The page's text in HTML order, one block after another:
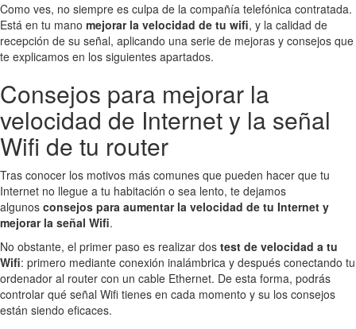
Como ves, no siempre es culpa de la compañía telefónica contratada.
Está en tu mano mejorar la velocidad de tu wifi, y la calidad de
recepción de su señal, aplicando una serie de mejoras y consejos que
te explicamos en los siguientes apartados.
Consejos para mejorar la
velocidad de Internet y la señal
Wifi de tu router
Tras conocer los motivos más comunes que pueden hacer que tu
Internet no llegue a tu habitación o sea lento, te dejamos
algunos consejos para aumentar la velocidad de tu Internet y
mejorar la señal Wifi.
No obstante, el primer paso es realizar dos test de velocidad a tu
Wifi: primero mediante conexión inalámbrica y después conectando tu
ordenador al router con un cable Ethernet. De esta forma, podrás
controlar qué señal Wifi tienes en cada momento y su los consejos
están siendo eficaces.